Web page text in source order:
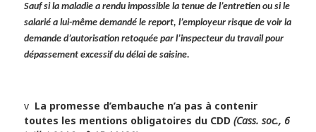
Sauf si la maladie a rendu impossible la tenue de l’entretien ou si le
salarié a lui-même demandé le report, l’employeur risque de voir la
demande d’autorisation retoquée par l’inspecteur du travail pour
dépassement excessif du délai de saisine.
v La promesse d’embauche n’a pas à contenir
toutes les mentions obligatoires du CDD (Cass. soc., 6